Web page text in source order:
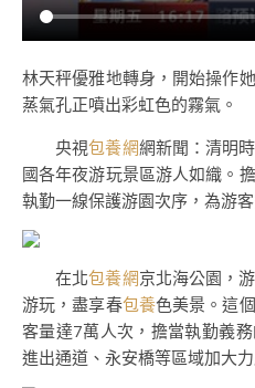
林天秤優雅地轉身，開始操作
蒸氣孔正噴出彩虹色的霧氣。
央視包養網網新聞：清明
國各年夜游玩景區游人如織。
執勤一線保護游園次序，為游
在北包養網京北海公園，
游玩，盡享春包養色美景。這個
客量達7萬人次，擔當執勤義
進出通道、永安橋等區域加大